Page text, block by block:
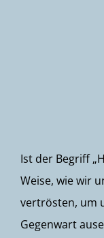
Ist der Begriff
Weise, wie wir
vertrösten, um
Gegenwart